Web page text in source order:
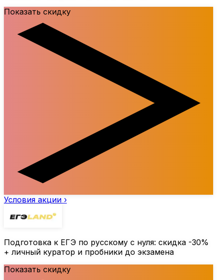
Показать скидку
Условия акции ›
Подготовка к ЕГЭ по русскому с нуля: скидка -30%
+ личный куратор и пробники до экзамена
Показать скидку